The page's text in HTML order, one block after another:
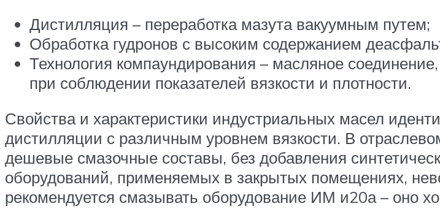
Дистилляция – переработка мазута вакуумным путем;
Обработка гудронов с высоким содержанием
Технология компаундирования – масляное
при соблюдении показателей вязкости и плотности.
Свойства и характеристики индустриальных масел
дистилляции с различным уровнем вязкости. В
дешевые смазочные составы, без добавления
оборудований, применяемых в закрытых помещениях,
рекомендуется смазывать оборудование ИМ и20а – оно